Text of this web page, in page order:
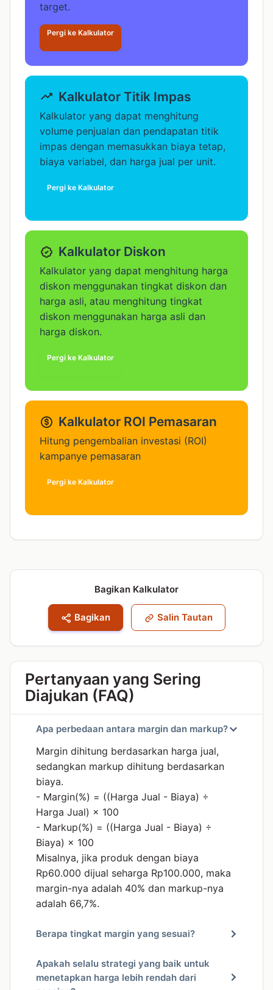
target.
Pergi ke Kalkulator
Kalkulator Titik Impas
Kalkulator yang dapat menghitung
volume penjualan dan pendapatan titik
impas dengan memasukkan biaya tetap,
biaya variabel, dan harga jual per unit.
Pergi ke Kalkulator
Kalkulator Diskon
Kalkulator yang dapat menghitung harga
diskon menggunakan tingkat diskon dan
harga asli, atau menghitung tingkat
diskon menggunakan harga asli dan
harga diskon.
Pergi ke Kalkulator
Kalkulator ROI Pemasaran
Hitung pengembalian investasi (ROI)
kampanye pemasaran
Pergi ke Kalkulator
Bagikan Kalkulator
Bagikan Salin Tautan
Pertanyaan yang Sering
Diajukan (FAQ)
Apa perbedaan antara margin dan markup?
Margin dihitung berdasarkan harga jual,
sedangkan markup dihitung berdasarkan
biaya.
- Margin(%) = ((Harga Jual - Biaya) ÷
Harga Jual) × 100
- Markup(%) = ((Harga Jual - Biaya) ÷
Biaya) × 100
Misalnya, jika produk dengan biaya
Rp60.000 dijual seharga Rp100.000, maka
margin-nya adalah 40% dan markup-nya
adalah 66,7%.
Berapa tingkat margin yang sesuai?
Apakah selalu strategi yang baik untuk
menetapkan harga lebih rendah dari